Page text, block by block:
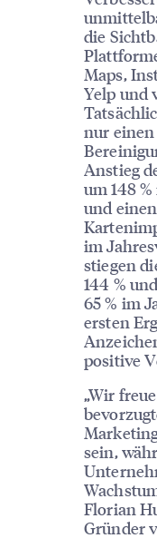
die
Maps,
Yelp und
nur
Anstieg
um 148
und
im
stiegen
144 %
65 % im
ersten
positive
„Wir
sein,
Florian
Gründer